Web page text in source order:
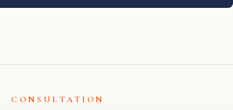
CONSULTATION